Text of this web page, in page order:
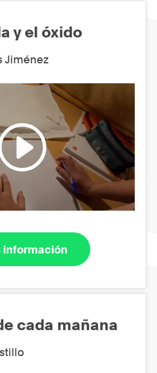
y el óxido
Jiménez
información
cada mañana